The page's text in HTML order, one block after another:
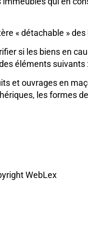
« détachable » des
si les biens en
éléments suivants :
et ouvrages en
les formes
WebLex